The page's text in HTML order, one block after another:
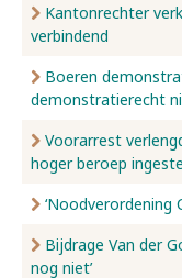
Kantonrechter
verbindend
Boeren
demonstratierecht
Voorarrest
hoger beroep
‘Noodverordening
Bijdrage Van der
nog niet’